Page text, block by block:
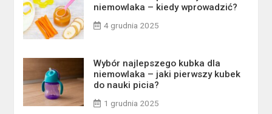
niemowlaka – kiedy wprowadzić?
4 grudnia 2025
Wybór najlepszego kubka dla
niemowlaka – jaki pierwszy kubek
do nauki picia?
1 grudnia 2025